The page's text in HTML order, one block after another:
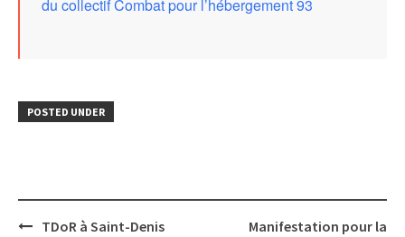
du collectif Combat pour l’hébergement 93
POSTED UNDER
PostTDoR à Saint-Denis
Manifestation pour la